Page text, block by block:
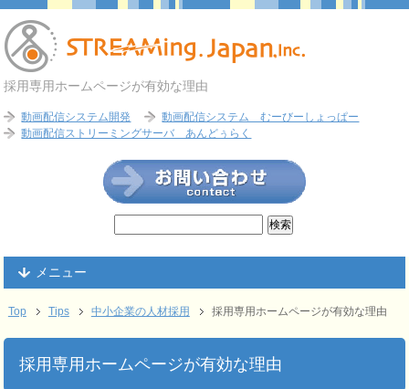
採用専用ホームページが有効な理由
動画配信システム開発
動画配信システム むーびーしょっぱー
動画配信ストリーミングサーバ あんどぅらく
メニュー
Top Tips 中小企業の人材採用 採用専用ホームページが有効な理由
採用専用ホームページが有効な理由